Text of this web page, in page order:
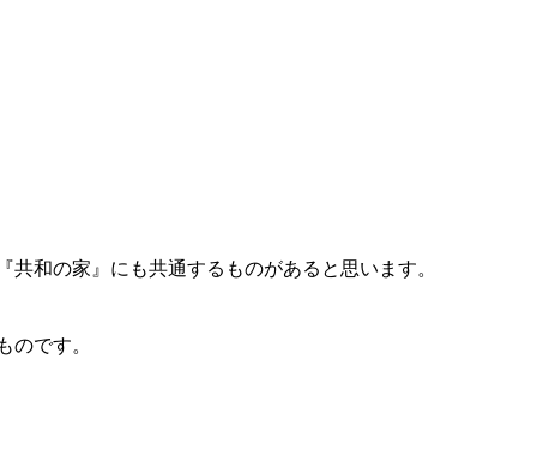
和の家』にも共通するものがあると思います。
のです。